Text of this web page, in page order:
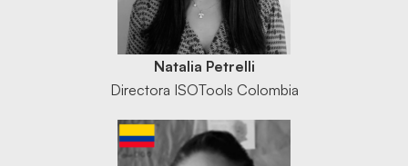
Natalia Petrelli
Directora ISOTools Colombia